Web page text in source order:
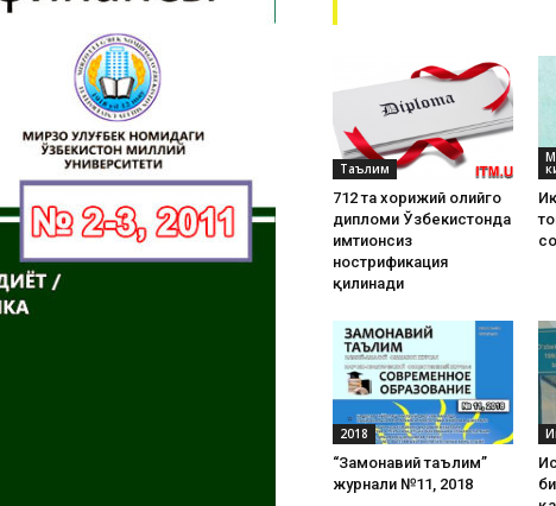
Таълим
712 та хорижий олийгоҳ
дипломи Ўзбекистонда
имтиҳонсиз
нострификация
қилинади
2018
“Замонавий таълим”
журнали №11, 2018